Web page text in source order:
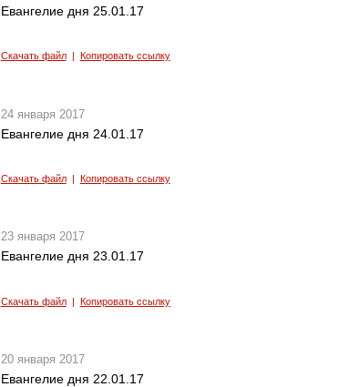
Евангелие дня 25.01.17
Скачать файл| Копировать ссылку
24 января 2017
Евангелие дня 24.01.17
Скачать файл| Копировать ссылку
23 января 2017
Евангелие дня 23.01.17
Скачать файл| Копировать ссылку
20 января 2017
Евангелие дня 22.01.17